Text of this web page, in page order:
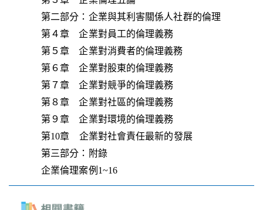
第二部分：企業與其利害關係人社群的倫理
第４章 企業對員工的倫理義務
第５章 企業對消費者的倫理義務
第６章 企業對股東的倫理義務
第７章 企業對競爭的倫理義務
第８章 企業對社區的倫理義務
第９章 企業對環境的倫理義務
第10章 企業對社會責任最新的發展
第三部分：附錄
企業倫理案例1~16